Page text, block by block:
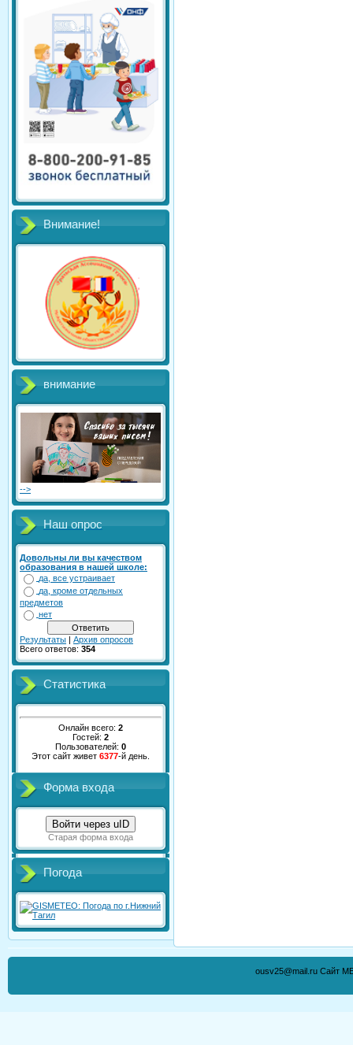
Внимание!
внимание
-->
Наш опрос
Довольны ли вы качеством
образования в нашей школе:
да, все устраивает
да, кроме отдельных
предметов
нет
Результаты | Архив опросов
Всего ответов: 354
Статистика
Онлайн всего: 2
Гостей: 2
Пользователей: 0
Этот сайт живет 6377-й день.
Форма входа
Войти через uID
Старая форма входа
Погода
ousv25@mail.ru Сайт